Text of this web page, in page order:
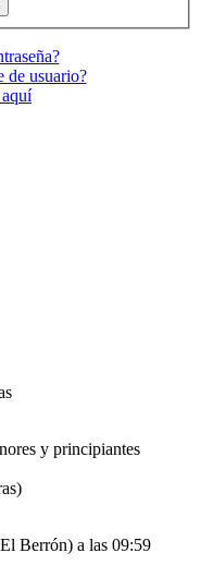
de usuario?
y principiantes
Berrón) a las 09:59